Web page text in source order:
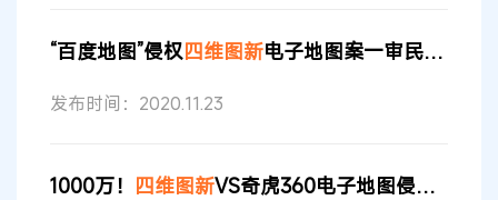
权及不正当竞争纠纷案的进展。 据公告披露，
公司（简称百度网讯公司）、 百度在线
“百度地图”侵权四维图新电子地图案一审民事判决书
发布时间：2020.11.23
1000万！ 四维图新VS奇虎360电子地图侵权案终审宣判